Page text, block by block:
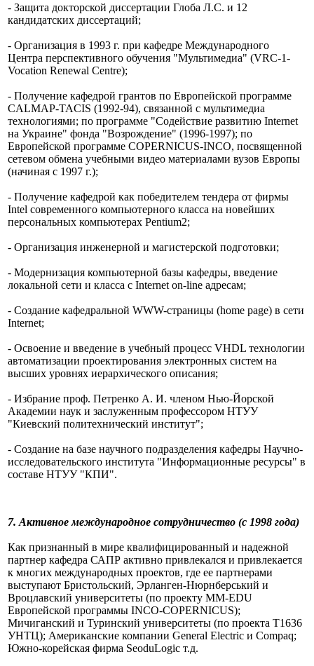
- Защита докторской диссертации Глоба Л.С. и 12
кандидатских диссертаций;
- Организация в 1993 г. при кафедре Международного
Центра перспективного обучения "Мультимедиа" (VRC-1-
Vocation Renewal Centre);
- Получение кафедрой грантов по Европейской программе
CALMAP-TACIS (1992-94), связанной с мультимедиа
технологиями; по программе "Содействие развитию Internet
на Украине" фонда "Возрождение" (1996-1997); по
Европейской программе COPERNICUS-INCO, посвященной
сетевом обмена учебными видео материалами вузов Европы
(начиная с 1997 г.);
- Получение кафедрой как победителем тендера от фирмы
Intel современного компьютерного класса на новейших
персональных компьютерах Pentium2;
- Организация инженерной и магистерской подготовки;
- Модернизация компьютерной базы кафедры, введение
локальной сети и класса с Internet on-line адресам;
- Создание кафедральной WWW-страницы (home page) в сети
Internet;
- Освоение и введение в учебный процесс VHDL технологии
автоматизации проектирования электронных систем на
высших уровнях иерархического описания;
- Избрание проф. Петренко А. И. членом Нью-Йорской
Академии наук и заслуженным профессором НТУУ
"Киевский политехнический институт";
- Создание на базе научного подразделения кафедры Научно-
исследовательского института "Информационные ресурсы" в
составе НТУУ "КПИ".
7. Активное международное сотрудничество (с 1998 года)
Как признанный в мире квалифицированный и надежной
партнер кафедра САПР активно привлекался и привлекается
к многих международных проектов, где ее партнерами
выступают Бристольский, Эрланген-Нюрнберський и
Вроцлавский университеты (по проекту MM-EDU
Европейской программы INCO-COPERNICUS);
Мичиганский и Туринский университеты (по проекта Т1636
УНТЦ); Американские компании General Electric и Compaq;
Южно-корейская фирма SeoduLogic т.д.